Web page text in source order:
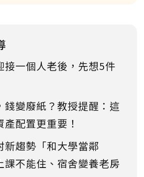
接一個人老後，先想5件
錢變廢紙？教授提醒：這
配置更重要！
新趨勢「和大學當鄰
課不能住、宿舍變養老房